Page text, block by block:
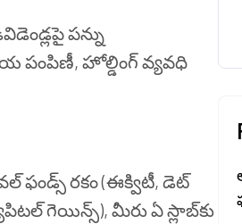
పన్ను
పంపిణీ, హోల్డింగ్ వ్యవధి
ఫండ్స్ రకం (ఈక్విటీ, డెట్
గెయిన్స్), మీరు ఏ స్లాబ్‌కు